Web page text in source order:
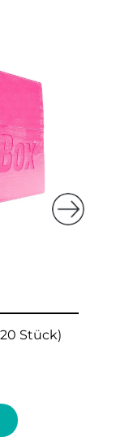
Stück)